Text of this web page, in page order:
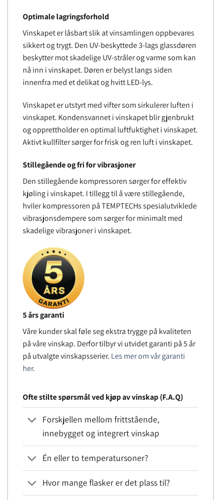
Optimale lagringsforhold
Vinskapet er låsbart slik at vinsamlingen oppbevares
sikkert og trygt. Den UV-beskyttede 3-lags glassdøren
beskytter mot skadelige UV-stråler og varme som kan
nå inn i vinskapet. Døren er belyst langs siden
innenfra med et delikat og hvitt LED-lys.
Vinskapet er utstyrt med vifter som sirkulerer luften i
vinskapet. Kondensvannet i vinskapet blir gjenbrukt
og opprettholder en optimal luftfuktighet i vinskapet.
Aktivt kullfilter sørger for frisk og ren luft i vinskapet.
Stillegående og fri for vibrasjoner
Den stillegående kompressoren sørger for effektiv
kjøling i vinskapet. I tillegg til å være stillegående,
hviler kompressoren på TEMPTECHs spesialutviklede
vibrasjonsdempere som sørger for minimalt med
skadelige vibrasjoner i vinskapet.
5 års garanti
Våre kunder skal føle seg ekstra trygge på kvaliteten
på våre vinskap. Derfor tilbyr vi utvidet garanti på 5 år
på utvalgte vinskapsserier. Les mer om vår garanti
her.
Ofte stilte spørsmål ved kjøp av vinskap (F.A.Q)
Forskjellen mellom frittstående,
innebygget og integrert vinskap
Én eller to temperatursoner?
Hvor mange flasker er det plass til?